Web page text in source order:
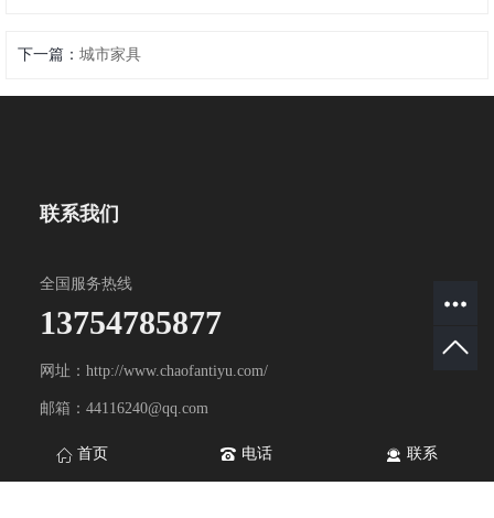
下一篇： 城市家具
联系我们
全国服务热线
13754785877
网址：http://www.chaofantiyu.com/
邮箱：44116240@qq.com
地址：山东省淄博市淄川区双杨镇双杨工业园
首页 电话 联系